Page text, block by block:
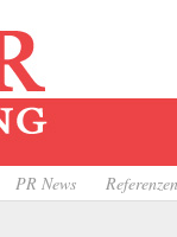
PR News Referenzen